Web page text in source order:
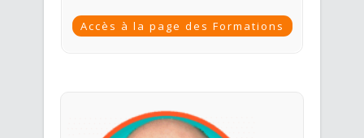
Accès à la page des Formations